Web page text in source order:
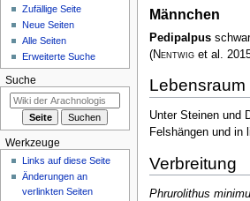
Männchen
Pedipalpus
(Nentwiget al.
Lebensraum
Unter Steinen und
Felshängen und in
Verbreitung
Phrurolithus
Zufällige Seite
Neue Seiten
Alle Seiten
Erweiterte Suche
Suche
Werkzeuge
Links auf diese Seite
Änderungen an
verlinkten Seiten